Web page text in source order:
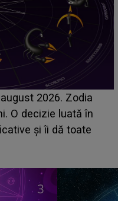
ASCUNS până
din Casa Iubirii
despre mama
te iubesc pentru